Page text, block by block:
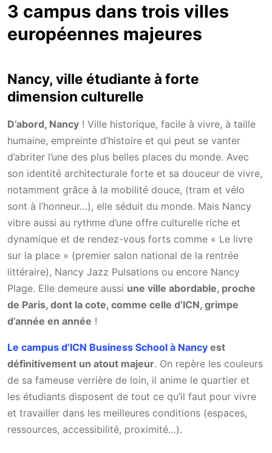
3 campus dans trois villes
européennes majeures
Nancy, ville étudiante à forte
dimension culturelle
D’abord, Nancy ! Ville historique, facile à vivre, à taille
humaine, empreinte d’histoire et qui peut se vanter
d’abriter l’une des plus belles places du monde. Avec
son identité architecturale forte et sa douceur de vivre,
notamment grâce à la mobilité douce, (tram et vélo
sont à l’honneur…), elle séduit du monde. Mais Nancy
vibre aussi au rythme d’une offre culturelle riche et
dynamique et de rendez-vous forts comme « Le livre
sur la place » (premier salon national de la rentrée
littéraire), Nancy Jazz Pulsations ou encore Nancy
Plage. Elle demeure aussi une ville abordable, proche
de Paris, dont la cote, comme celle d’ICN, grimpe
d’année en année !
Le campus d’ICN Business School à Nancy est
définitivement un atout majeur. On repère les couleurs
de sa fameuse verrière de loin, il anime le quartier et
les étudiants disposent de tout ce qu’il faut pour vivre
et travailler dans les meilleures conditions (espaces,
ressources, accessibilité, proximité…).